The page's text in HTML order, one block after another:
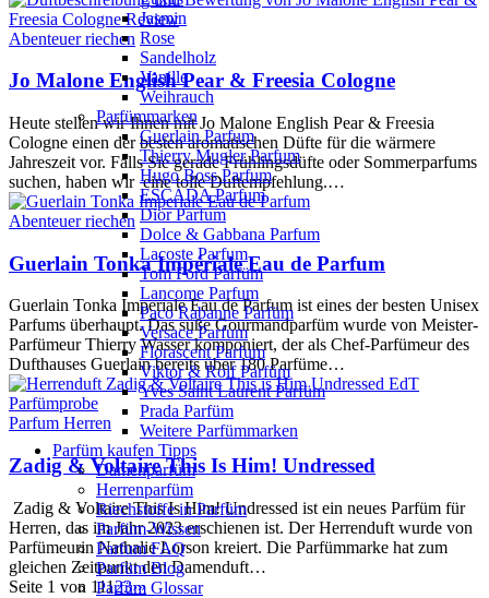
Jasmin
Rose
Sandelholz
Vanille
Weihrauch
Parfümmarken
Guerlain Parfum
Thierry Mugler Parfum
Hugo Boss Parfum
ESCADA Parfum
Dior Parfum
Dolce & Gabbana Parfum
Lacoste Parfum
Tom Ford Parfüm
Lancome Parfum
Paco Rabanne Parfüm
Versace Parfum
Florascent Parfum
Viktor & Rolf Parfüm
Yves Saint Laurent Parfüm
Prada Parfüm
Weitere Parfümmarken
Parfüm kaufen Tipps
Damenparfüm
Herrenparfüm
Riechstoffe in Parfüm
Parfüm-Wissen
Parfum FAQ
Parfüm Blog
Parfüm Glossar
Abenteuer riechen
Jo Malone English Pear & Freesia Cologne
Heute stellen wir Ihnen mit Jo Malone English Pear & Freesia
Cologne einen der besten aromatischen Düfte für die wärmere
Jahreszeit vor. Falls Sie gerade Frühlingsdüfte oder Sommerparfums
suchen, haben wir eine tolle Duftempfehlung.…
Abenteuer riechen
Guerlain Tonka Impériale Eau de Parfum
Guerlain Tonka Imperiale Eau de Parfum ist eines der besten Unisex
Parfums überhaupt. Das süße Gourmandparfüm wurde von Meister-
Parfümeur Thierry Wasser komponiert, der als Chef-Parfümeur des
Dufthauses Guerlain bereits über 180 Parfüme…
Parfum Herren
Zadig & Voltaire This Is Him! Undressed
Zadig & Voltaire This Is Him! Undressed ist ein neues Parfüm für
Herren, das im Jahr 2023 erschienen ist. Der Herrenduft wurde von
Parfümeurin Nathalie Lorson kreiert. Die Parfümmarke hat zum
gleichen Zeitpunkt den Damenduft…
Seite 1 von 11123›»